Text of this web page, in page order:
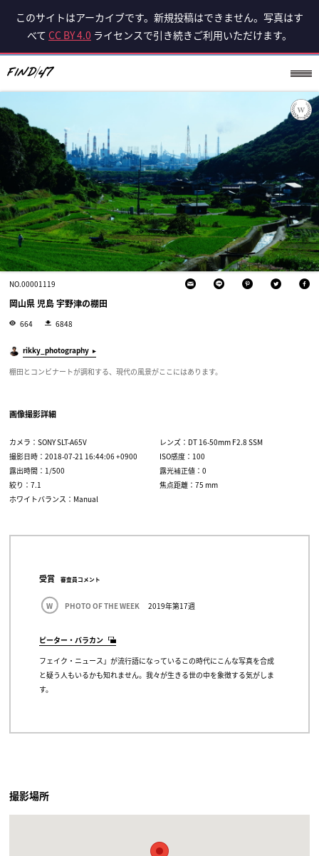
このサイトはアーカイブです。新規投稿はできません。写真はす
べて CC BY 4.0 ライセンスで引き続きご利用いただけます。
NO.00001119
岡山県 児島 宇野津の棚田
664 6848
rikky_photography
棚田とコンビナートが調和する、現代の風景がここにはあります。
画像撮影詳細
カメラ：SONY SLT-A65V
レンズ：DT 16-50mm F2.8 SSM
撮影日時：2018-07-21 16:44:06 +0900
ISO感度：100
露出時間：1/500
露光補正値：0
絞り：7.1
焦点距離：75 mm
ホワイトバランス：Manual
受賞 審査員コメント
W PHOTO OF THE WEEK 2019年第17週
ピーター・バラカン
フェイク・ニュース」が流行語になっているこの時代にこんな写真を合成
と疑う人もいるかも知れません。我々が生きる世の中を象徴する気がしま
す。
撮影場所